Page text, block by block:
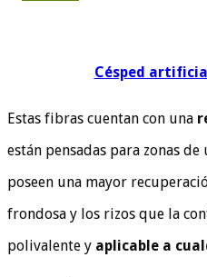
Césped
Estas fibras cuentan con una
están pensadas para zonas
poseen una mayor
frondosa y los rizos que la
polivalente y aplicable a